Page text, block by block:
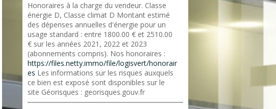
Honoraires à la charge du vendeur. Classe
énergie D, Classe climat D Montant estimé
des dépenses annuelles d'énergie pour un
usage standard : entre 1800.00 € et 2510.00
€ sur les années 2021, 2022 et 2023
(abonnements compris). Nos honoraires :
https://files.netty.immo/file/logisvert/honorair
es Les informations sur les risques auxquels
ce bien est exposé sont disponibles sur le
site Géorisques : georisques.gouv.fr